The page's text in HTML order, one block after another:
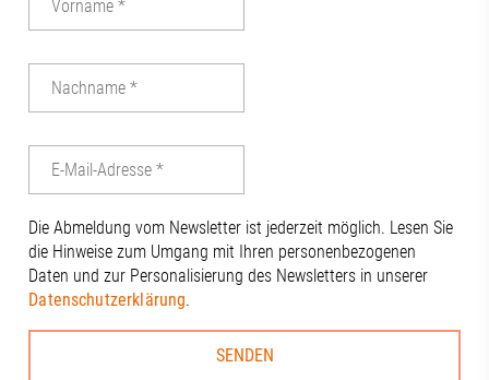
Die Abmeldung vom Newsletter ist jederzeit möglich. Lesen Sie
die Hinweise zum Umgang mit Ihren personenbezogenen
Daten und zur Personalisierung des Newsletters in unserer
Datenschutzerklärung.